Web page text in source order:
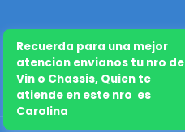
Recuerda para una mejor
atencion envianos tu nro de
Vin o Chassis, Quien te
atiende en este nro es
Carolina